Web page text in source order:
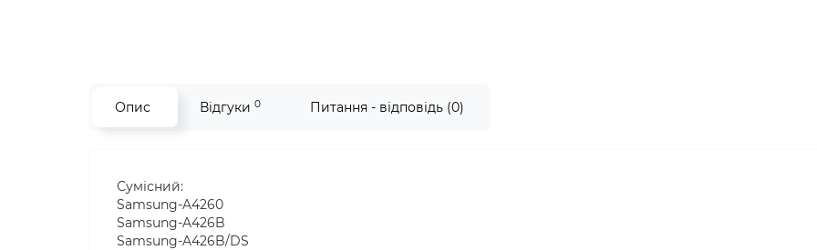
Опис Відгуки 0 Питання - відповідь (0)
Сумісний:
Samsung-A4260
Samsung-A426B
Samsung-A426B/DS